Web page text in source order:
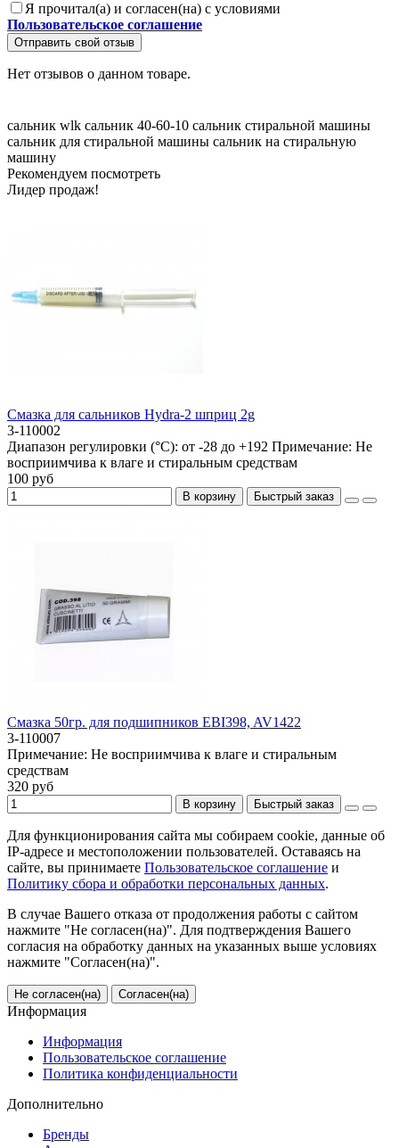
Я прочитал(а) и согласен(на) с условиями
Пользовательское соглашение
Отправить свой отзыв
Нет отзывов о данном товаре.
сальник wlk сальник 40-60-10 сальник стиральной машины
сальник для стиральной машины сальник на стиральную
машину
Рекомендуем посмотреть
Лидер продаж!
Смазка для сальников Hydra-2 шприц 2g
3-110002
Диапазон регулировки (°C): от -28 до +192 Примечание: Не
восприимчива к влаге и стиральным средствам
100 руб
В корзину Быстрый заказ
Смазка 50гр. для подшипников EBI398, AV1422
3-110007
Примечание: Не восприимчива к влаге и стиральным
средствам
320 руб
В корзину Быстрый заказ
Для функционирования сайта мы собираем cookie, данные об
IP-адресе и местоположении пользователей. Оставаясь на
сайте, вы принимаете Пользовательское соглашение и
Политику сбора и обработки персональных данных.
В случае Вашего отказа от продолжения работы с сайтом
нажмите "Не согласен(на)". Для подтверждения Вашего
согласия на обработку данных на указанных выше условиях
нажмите "Согласен(на)".
Не согласен(на) Согласен(на)
Информация
Информация
Пользовательское соглашение
Политика конфиденциальности
Дополнительно
Бренды